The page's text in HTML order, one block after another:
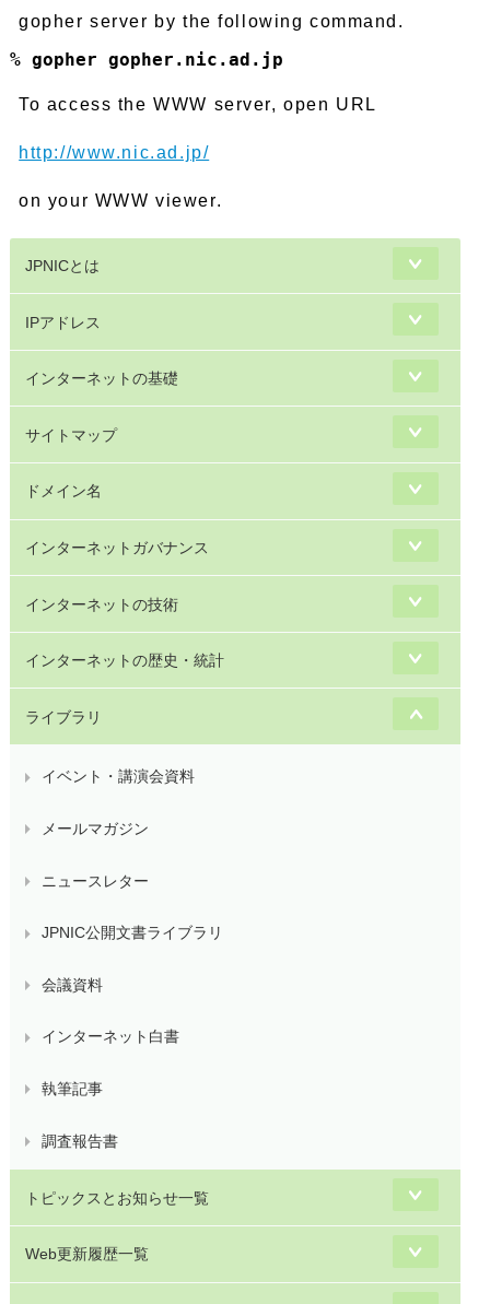
gopher server by the following command.
% gopher gopher.nic.ad.jp
To access the WWW server, open URL
http://www.nic.ad.jp/
on your WWW viewer.
JPNICとは
IPアドレス
インターネットの基礎
サイトマップ
ドメイン名
インターネットガバナンス
インターネットの技術
インターネットの歴史・統計
ライブラリ
イベント・講演会資料
メールマガジン
ニュースレター
JPNIC公開文書ライブラリ
会議資料
インターネット白書
執筆記事
調査報告書
トピックスとお知らせ一覧
Web更新履歴一覧